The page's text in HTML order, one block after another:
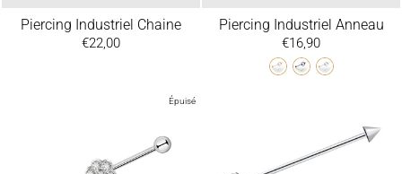
Piercing Industriel Chaine
€22,00
Piercing Industriel Anneau
€16,90
Épuisé